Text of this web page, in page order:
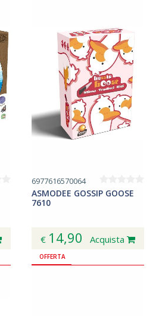
6977616570064
ASMODEE GOSSIP GOOSE
7610
€ 14,90 Acquista
OFFERTA